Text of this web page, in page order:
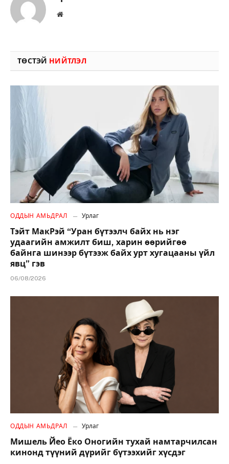
Вэбсайт
ТӨСТЭЙ НИЙТЛЭЛ
ОДДЫН АМЬДРАЛ Урлаг
Тэйт МакРэй “Уран бүтээлч байх нь нэг
удаагийн амжилт биш, харин өөрийгөө
байнга шинээр бүтээж байх урт хугацааны үйл
явц” гэв
06/08/2026
ОДДЫН АМЬДРАЛ Урлаг
Мишель Йео Ёко Оногийн тухай намтарчилсан
кинонд түүний дүрийг бүтээхийг хүсдэг